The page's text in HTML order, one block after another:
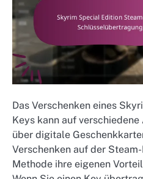
Das Verschenken eines
Keys kann auf
über digitale
Verschenken auf der
Methode ihre eigenen